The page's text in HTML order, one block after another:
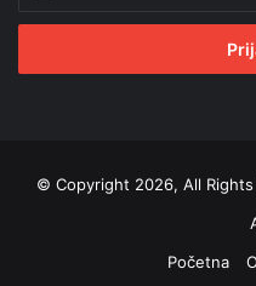
adresu
© Copyright 2026, All
Početna